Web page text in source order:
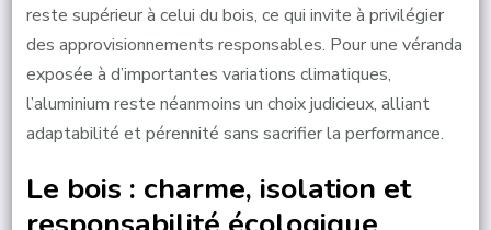
reste supérieur à celui du bois, ce qui invite à privilégier
des approvisionnements responsables. Pour une véranda
exposée à d’importantes variations climatiques,
l’aluminium reste néanmoins un choix judicieux, alliant
adaptabilité et pérennité sans sacrifier la performance.
Le bois : charme, isolation et